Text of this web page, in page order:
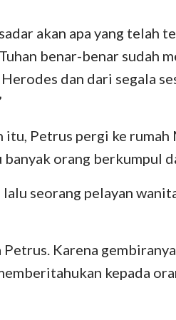
akan apa yang telah
benar-benar sudah
dan dari segala
itu, Petrus pergi ke rumah
orang berkumpul
seorang pelayan
Petrus. Karena
kepada